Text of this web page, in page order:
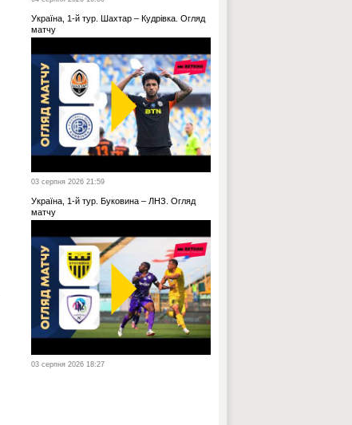
Україна, 1-й тур. Шахтар – Кудрівка. Огляд
матчу
03 серпня 2026 21:59
Україна, 1-й тур. Буковина – ЛНЗ. Огляд
матчу
03 серпня 2026 18:27